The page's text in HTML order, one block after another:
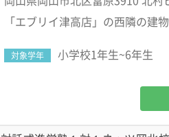
「エブリイ津高店」の西隣の建物
対象学年 小学校1年生~6年生